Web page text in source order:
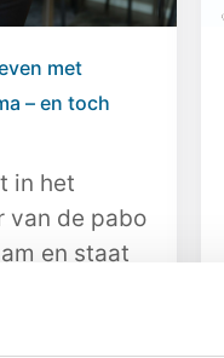
met
– en toch
in het
van de pabo
en staat